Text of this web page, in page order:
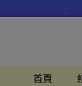
首頁